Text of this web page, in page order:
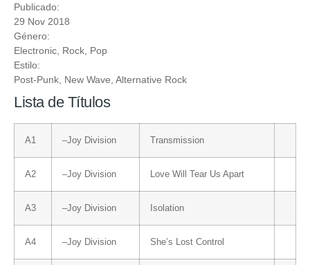
Publicado:
29 Nov 2018
Género:
Electronic Rock Pop
Estilo:
Post-Punk New Wave Alternative Rock
Lista de Títulos
A1 –Joy Division Transmission
A2 –Joy Division Love Will Tear Us Apart
A3 –Joy Division Isolation
A4 –Joy Division She’s Lost Control